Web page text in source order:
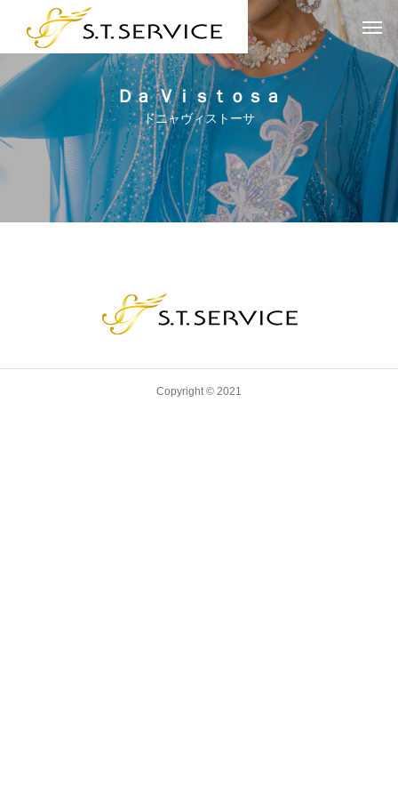
Ｄａ Ｖｉｓｔｏｓａ
ドニャヴィストーサ
Copyright © 2021